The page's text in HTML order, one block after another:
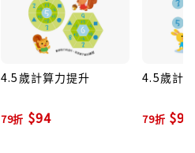
4.5歲計算力提升
79折 $94
4.5歲計
79折 $94